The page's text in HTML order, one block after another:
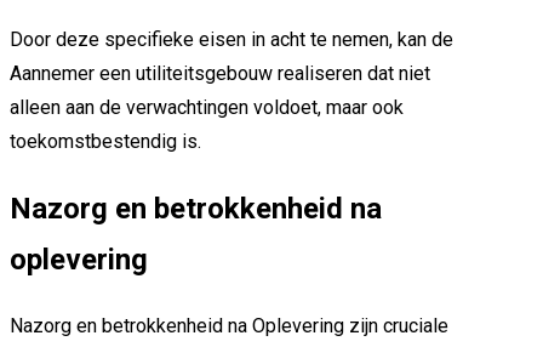
Door deze specifieke eisen in acht te nemen, kan de
Aannemer een utiliteitsgebouw realiseren dat niet
alleen aan de verwachtingen voldoet, maar ook
toekomstbestendig is.
Nazorg en betrokkenheid na
oplevering
Nazorg en betrokkenheid na Oplevering zijn cruciale